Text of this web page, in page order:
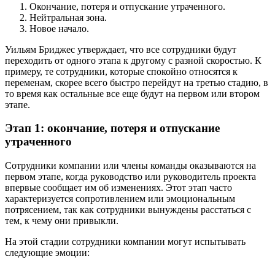
Окончание, потеря и отпускание утраченного.
Нейтральная зона.
Новое начало.
Уильям Бриджес утверждает, что все сотрудники будут
переходить от одного этапа к другому с разной скоростью. К
примеру, те сотрудники, которые спокойно относятся к
переменам, скорее всего быстро перейдут на третью стадию, в
то время как остальные все еще будут на первом или втором
этапе.
Этап 1: окончание, потеря и отпускание
утраченного
Сотрудники компании или члены команды оказываются на
первом этапе, когда руководство или руководитель проекта
впервые сообщает им об изменениях. Этот этап часто
характеризуется сопротивлением или эмоциональным
потрясением, так как сотрудники вынуждены расстаться с
тем, к чему они привыкли.
На этой стадии сотрудники компании могут испытывать
следующие эмоции: